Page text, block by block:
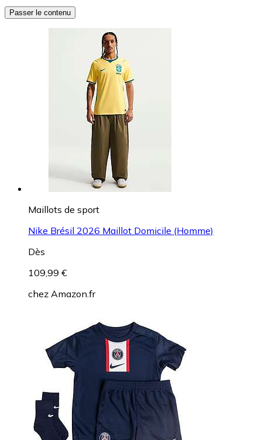
Passer le contenu
Maillots de sport
Nike Brésil 2026 Maillot Domicile (Homme)
Dès
109,99 €
chez Amazon.fr